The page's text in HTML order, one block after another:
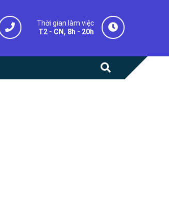
Thời gian làm việc
T2 - CN, 8h - 20h